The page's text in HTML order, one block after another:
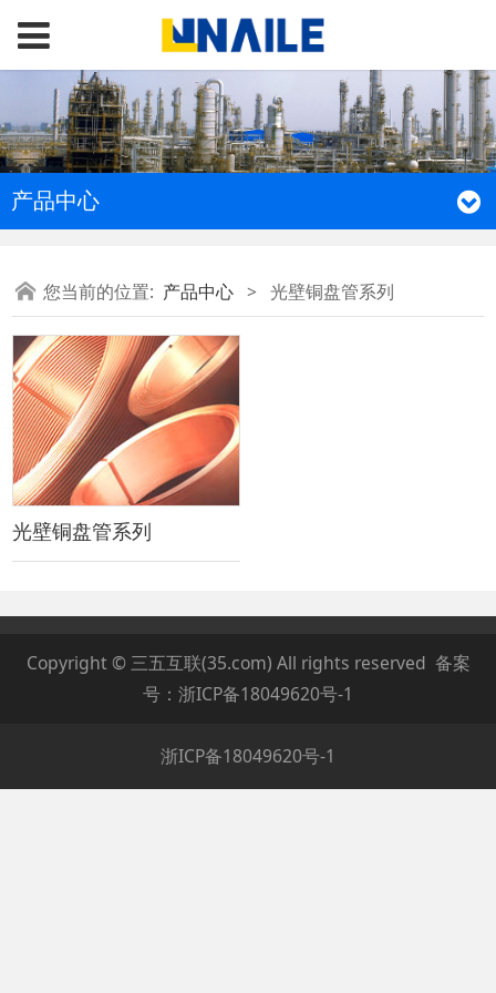
产品中心
您当前的位置: 产品中心 > 光壁铜盘管系列
光壁铜盘管系列
Copyright © 三五互联(35.com) All rights reserved 备案
号： 浙ICP备18049620号-1
浙ICP备18049620号-1